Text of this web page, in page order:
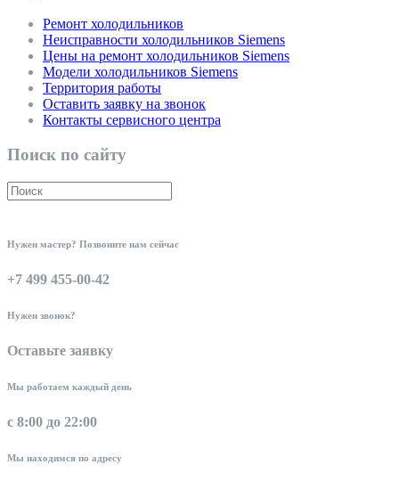
Ремонт холодильников
Неисправности холодильников Siemens
Цены на ремонт холодильников Siemens
Модели холодильников Siemens
Территория работы
Оставить заявку на звонок
Контакты сервисного центра
Поиск по сайту
Нужен мастер? Позвоните нам сейчас
+7 499 455-00-42
Нужен звонок?
Оставьте заявку
Мы работаем каждый день
с 8:00 до 22:00
Мы находимся по адресу